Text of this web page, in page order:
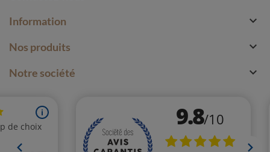
Information 
Nos produits 
Notre société 